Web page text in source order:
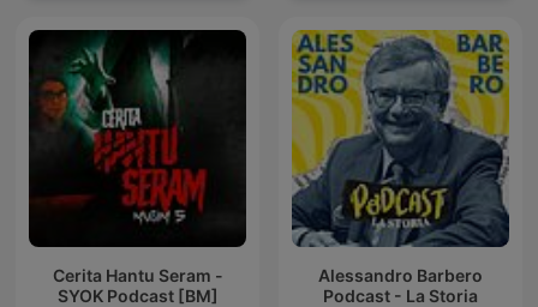
Cerita Hantu Seram -
SYOK Podcast [BM]
Alessandro Barbero
Podcast - La Storia